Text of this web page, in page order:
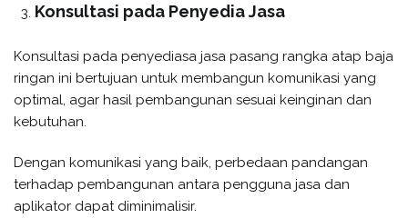
Konsultasi pada Penyedia Jasa
Konsultasi pada penyediasa jasa pasang rangka atap baja
ringan ini bertujuan untuk membangun komunikasi yang
optimal, agar hasil pembangunan sesuai keinginan dan
kebutuhan.
Dengan komunikasi yang baik, perbedaan pandangan
terhadap pembangunan antara pengguna jasa dan
aplikator dapat diminimalisir.